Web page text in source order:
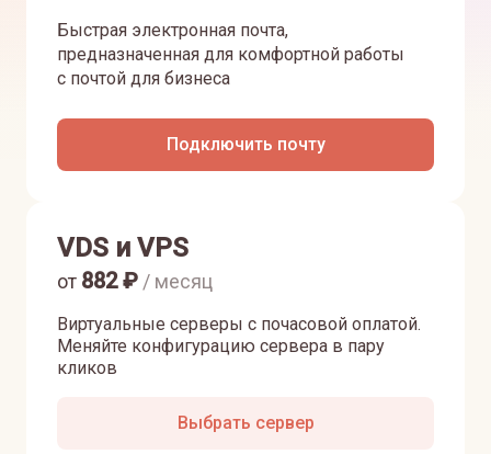
Быстрая электронная почта,
предназначенная для комфортной работы
с почтой для бизнеса
Подключить почту
VDS и VPS
Виртуальные серверы с почасовой оплатой.
Меняйте конфигурацию сервера в пару
кликов
от 882₽ / месяц
Выбрать сервер